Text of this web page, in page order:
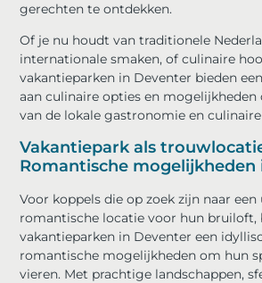
gerechten te ontdekken.
Of je nu houdt van traditionele
internationale smaken, of culinaire
vakantieparken in Deventer bieden
aan culinaire opties en
van de lokale gastronomie en
Vakantiepark als
Romantische mogelijkheden
Voor koppels die op zoek zijn naar een
romantische locatie voor hun bruiloft,
vakantieparken in Deventer een
romantische mogelijkheden om hun
vieren. Met prachtige landschappen,